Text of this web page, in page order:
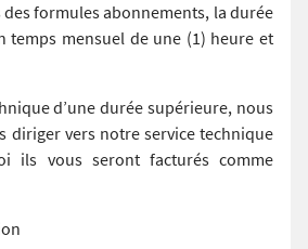
formules abonnements, la durée
temps mensuel de une (1) heure et
d’une durée supérieure, nous
diriger vers notre service technique
ils vous seront facturés comme